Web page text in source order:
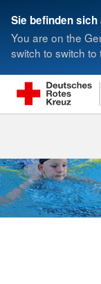
Sie befinden
You are on the
switch to switch